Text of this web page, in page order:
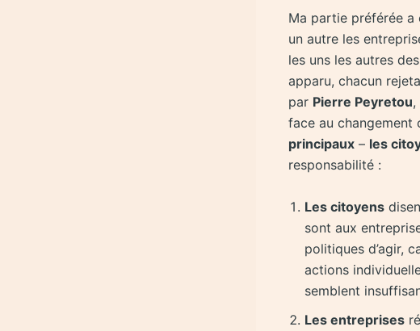
Ma partie préférée a
un autre les
les uns les autres
apparu, chacun
par Pierre Peyretou,
face au changement
principaux – les
responsabilité :
Les citoyens
sont aux
politiques d’agir,
actions
semblent
Les entreprises